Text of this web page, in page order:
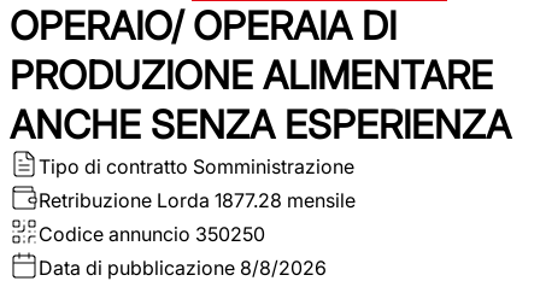
OPERAIO/ OPERAIA DI
PRODUZIONE ALIMENTARE
ANCHE SENZA ESPERIENZA
Tipo di contratto Somministrazione
Retribuzione Lorda 1877.28 mensile
Codice annuncio 350250
Data di pubblicazione 8/8/2026